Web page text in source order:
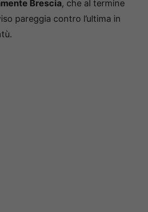
Brescia, che al termine
pareggia contro l’ultima in